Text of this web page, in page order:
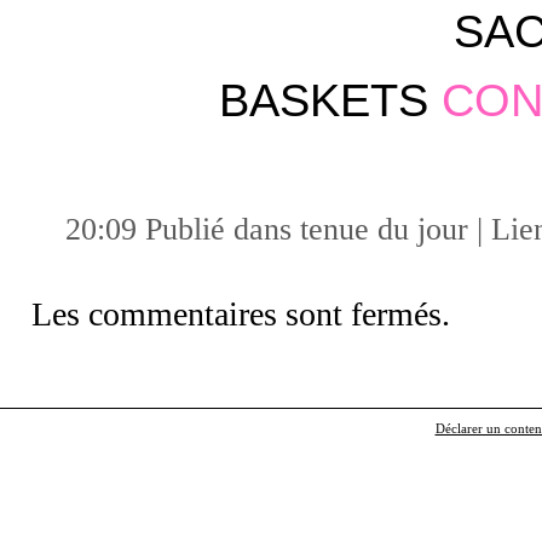
BASKETS
20:09 Publié dans tenue du jour |
Les commentaires sont fermés.
Déclarer un